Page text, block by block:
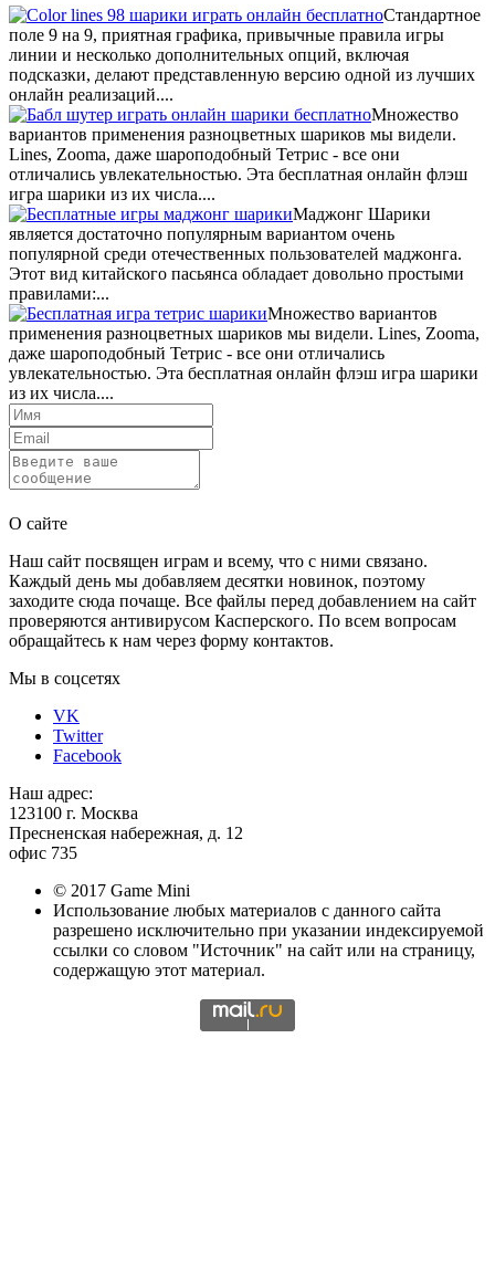
Стандартное
поле 9 на 9, приятная графика, привычные правила игры
линии и несколько дополнительных опций, включая
подсказки, делают представленную версию одной из лучших
онлайн реализаций....
Множество
вариантов применения разноцветных шариков мы видели.
Lines, Zooma, даже шароподобный Тетрис - все они
отличались увлекательностью. Эта бесплатная онлайн флэш
игра шарики из их числа....
Маджонг Шарики
является достаточно популярным вариантом очень
популярной среди отечественных пользователей маджонга.
Этот вид китайского пасьянса обладает довольно простыми
правилами:...
Множество вариантов
применения разноцветных шариков мы видели. Lines, Zooma,
даже шароподобный Тетрис - все они отличались
увлекательностью. Эта бесплатная онлайн флэш игра шарики
из их числа....
О сайте
Наш сайт посвящен играм и всему, что с ними связано.
Каждый день мы добавляем десятки новинок, поэтому
заходите сюда почаще. Все файлы перед добавлением на сайт
проверяются антивирусом Касперского. По всем вопросам
обращайтесь к нам через форму контактов.
Мы в соцсетях
VK
Twitter
Facebook
Наш адрес:
123100 г. Москва
Пресненская набережная, д. 12
офис 735
© 2017 Game Mini
Использование любых материалов с данного сайта
разрешено исключительно при указании индексируемой
ссылки со словом "Источник" на сайт или на страницу,
содержащую этот материал.